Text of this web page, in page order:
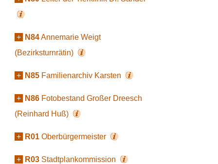
+ N84Annemarie Weigt
(Bezirksturnrätin)
+ N85 Familienarchiv Karsten
+ N86 Fotobestand Großer Dreesch
(Reinhard Huß)
+ R01 Oberbürgermeister
+ R03 Stadtplankommission